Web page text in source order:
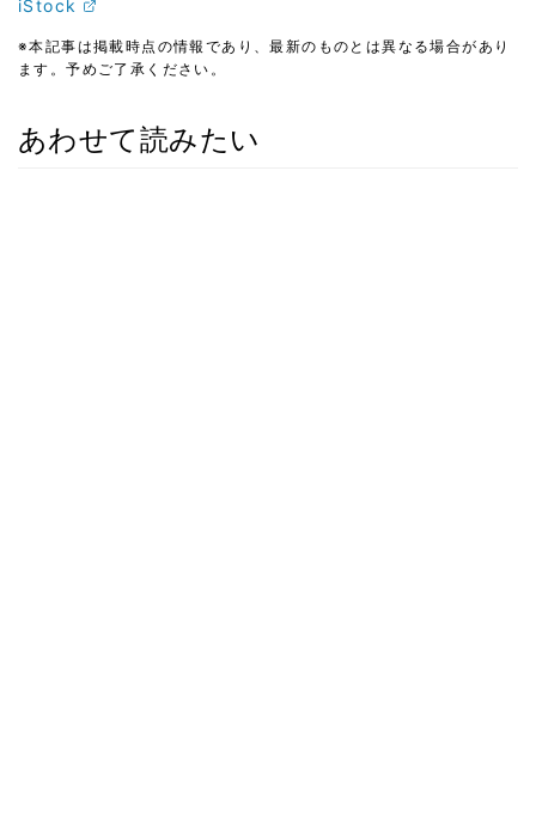
iStock
※本記事は掲載時点の情報であり、最新のものとは異なる場合があり
ます。予めご了承ください。
あわせて読みたい